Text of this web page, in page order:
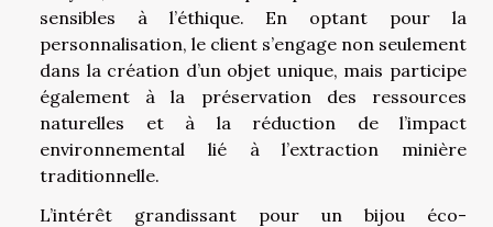
sensibles à l’éthique. En optant pour la
personnalisation, le client s’engage non seulement
dans la création d’un objet unique, mais participe
également à la préservation des ressources
naturelles et à la réduction de l’impact
environnemental lié à l’extraction minière
traditionnelle.
L’intérêt grandissant pour un bijou éco-